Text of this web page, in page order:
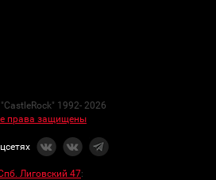
1992- 2026
права защищены
Лиговский 47: